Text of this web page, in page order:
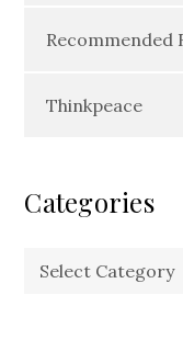
Recommended
Thinkpeace
Categories
Categories